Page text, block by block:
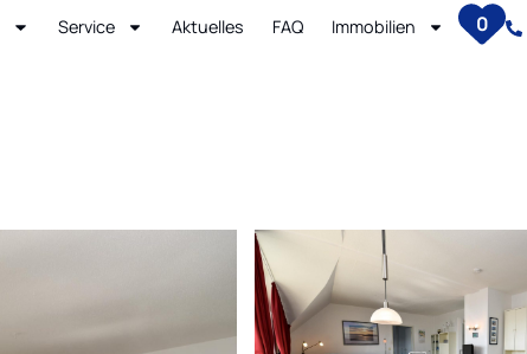
Service Aktuelles FAQ Immobilien 0